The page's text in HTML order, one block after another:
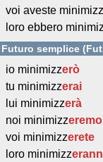
voi aveste minimizz
loro ebbero
Futuro semplice
io minimizzerò
tu minimizzerai
lui minimizzerà
noi minimizzeremo
voi minimizzerete
loro minimizz